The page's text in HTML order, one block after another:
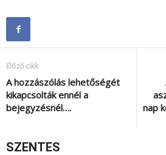
Előző cikk
A hozzászólás lehetőségét
kikapcsolták ennél a
bejegyzésnél….
nap
SZENTES